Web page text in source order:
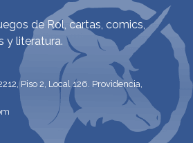
de Rol, cartas, comics,
y literatura.
Piso 2, Local 126. Providencia,